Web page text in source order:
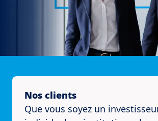
Nos clients
Que vous soyez un